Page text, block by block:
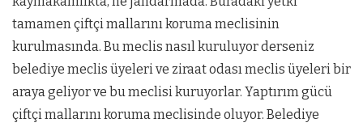
tamamen çiftçi mallarını koruma meclisinin
kurulmasında. Bu meclis nasıl kuruluyor derseniz
belediye meclis üyeleri ve ziraat odası meclis üyeleri bir
araya geliyor ve bu meclisi kuruyorlar. Yaptırım gücü
çiftçi mallarını koruma meclisinde oluyor. Belediye